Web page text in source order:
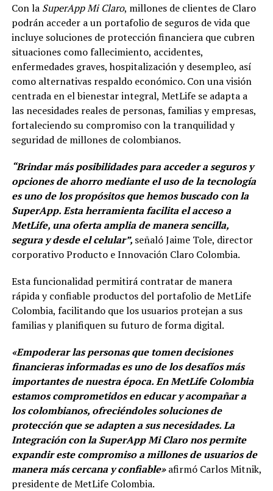
Con la SuperApp Mi Claro, millones de clientes de Claro
podrán acceder a un portafolio de seguros de vida que
incluye soluciones de protección financiera que cubren
situaciones como fallecimiento, accidentes,
enfermedades graves, hospitalización y desempleo, así
como alternativas respaldo económico. Con una visión
centrada en el bienestar integral, MetLife se adapta a
las necesidades reales de personas, familias y empresas,
fortaleciendo su compromiso con la tranquilidad y
seguridad de millones de colombianos.
“Brindar más posibilidades para acceder a seguros y
opciones de ahorro mediante el uso de la tecnología
es uno de los propósitos que hemos buscado con la
SuperApp. Esta herramienta facilita el acceso a
MetLife, una oferta amplia de manera sencilla,
segura y desde el celular”, señaló Jaime Tole, director
corporativo Producto e Innovación Claro Colombia.
Esta funcionalidad permitirá contratar de manera
rápida y confiable productos del portafolio de MetLife
Colombia, facilitando que los usuarios protejan a sus
familias y planifiquen su futuro de forma digital.
«Empoderar las personas que tomen decisiones
financieras informadas es uno de los desafíos más
importantes de nuestra época. En MetLife Colombia
estamos comprometidos en educar y acompañar a
los colombianos, ofreciéndoles soluciones de
protección que se adapten a sus necesidades. La
Integración con la SuperApp Mi Claro nos permite
expandir este compromiso a millones de usuarios de
manera más cercana y confiable»afirmó Carlos Mitnik,
presidente de MetLife Colombia.